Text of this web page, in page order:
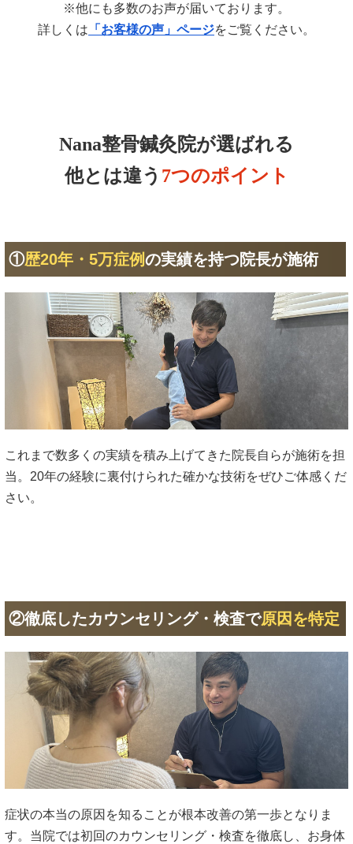
※他にも多数のお声が届いております。
詳しくは 「お客様の声」ページをご覧ください。
Nana整骨鍼灸院が選ばれる
他とは違う 7つのポイント
①歴20年・5万症例の実績を持つ院長が施術
これまで数多くの実績を積み上げてきた院長自らが施術を担
当。20年の経験に裏付けられた確かな技術をぜひご体感くだ
さい。
②徹底したカウンセリング・検査で原因を特定
症状の本当の原因を知ることが根本改善の第一歩となりま
す。当院では初回のカウンセリング・検査を徹底し、お身体